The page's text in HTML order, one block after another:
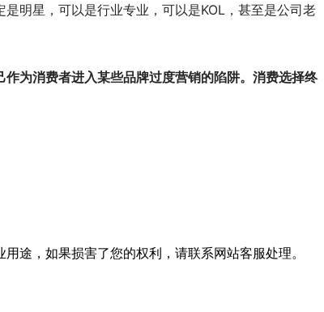
明星，可以是行业专业，可以是KOL，甚至是公司老
为消费者进入某些品牌过度营销的陷阱。消费选择终
途，如果损害了您的权利，请联系网站客服处理。